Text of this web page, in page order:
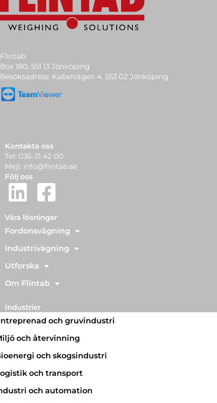
Flintab
Box 180, 551 13 Jönköping
Besöksadress: Kabelvägen 4, 553 02 Jönköping
Kontakta oss
Tel: 036-31 42 00
Mejl: info@flintab.se
Följ oss
Våra lösningar
Fordonsvägning
Industrivägning
Utforska
Om Flintab
Industrier
och gruvindustri
och återvinning
och skogsindustri
och transport
och automation